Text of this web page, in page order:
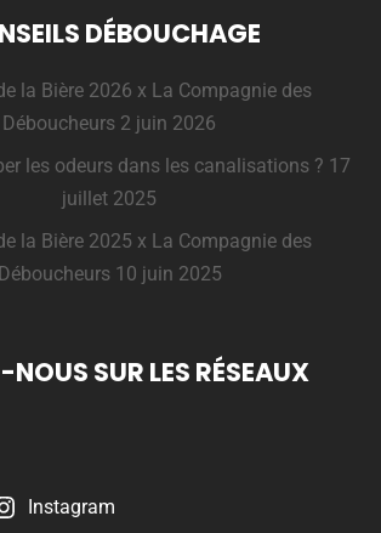
DÉBOUCHAGE
la Bière 2026 x La Compagnie des
Déboucheurs 2 juin 2026
les odeurs dans les canalisations ? 17
juillet 2025
la Bière 2025 x La Compagnie des
Déboucheurs 10 juin 2025
NOUS SUR LES RÉSEAUX
Instagram